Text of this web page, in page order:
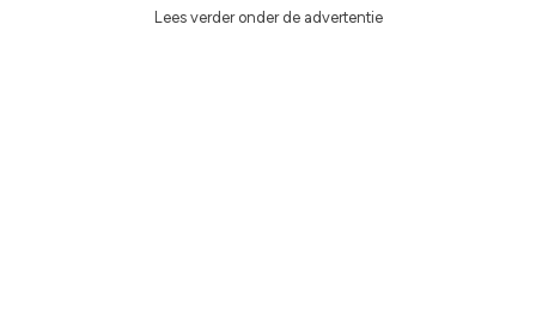
Lees verder onder de advertentie